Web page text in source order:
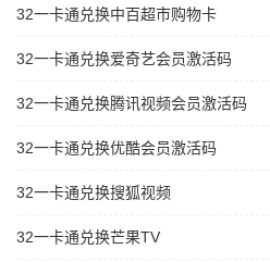
32一卡通兑换中百超市购物卡
32一卡通兑换爱奇艺会员激活码
32一卡通兑换腾讯视频会员激活码
32一卡通兑换优酷会员激活码
32一卡通兑换搜狐视频
32一卡通兑换芒果TV